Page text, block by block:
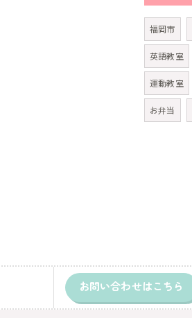
福岡市
英語教室
運動教室
お弁当
お問い合わせはこちら